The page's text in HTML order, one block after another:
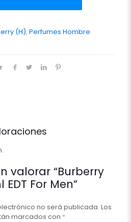
(H), Perfumes Hombre
valorar “Burberry
For Men”
no será publicada. Los
marcados con *